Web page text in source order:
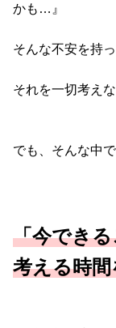
かも…』
そんな不安を持
それを一切考え
でも、そんな中
「今でき
考える時